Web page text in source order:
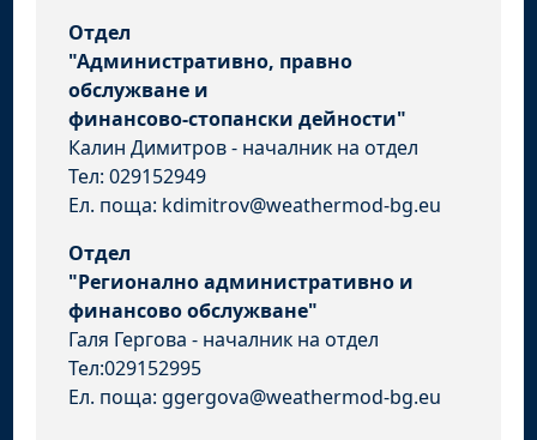
Отдел
"Административно, правно
обслужване и
финансово-стопански дейности"
Калин Димитров - началник на отдел
Тел: 029152949
Ел. поща: kdimitrov@weathermod-bg.eu
Отдел
"Регионално административно и
финансово обслужване"
Галя Гергова - началник на отдел
Тел:029152995
Ел. поща: ggergova@weathermod-bg.eu